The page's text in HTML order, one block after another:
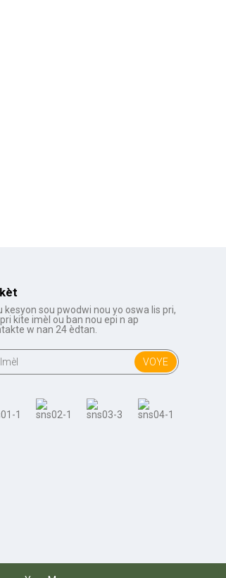
kesyon sou pwodwi nou yo oswa lis pri,
kite imèl ou ban nou epi n ap
w nan 24 èdtan.
VOYE